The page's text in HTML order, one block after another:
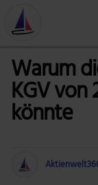
Warum
KGV
könnte